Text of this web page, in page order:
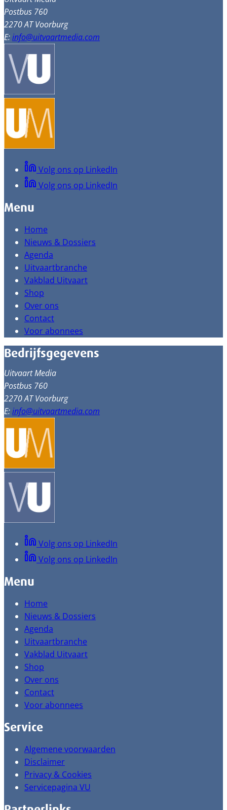
Postbus 760
2270 AT Voorburg
E:info@uitvaartmedia.com
Volg ons op LinkedIn
Volg ons op LinkedIn
Menu
Home
Nieuws & Dossiers
Agenda
Uitvaartbranche
Vakblad Uitvaart
Shop
Over ons
Contact
Voor abonnees
Bedrijfsgegevens
Uitvaart Media
Postbus 760
2270 AT Voorburg
E:info@uitvaartmedia.com
Volg ons op LinkedIn
Volg ons op LinkedIn
Menu
Home
Nieuws & Dossiers
Agenda
Uitvaartbranche
Vakblad Uitvaart
Shop
Over ons
Contact
Voor abonnees
Service
Algemene voorwaarden
Disclaimer
Privacy & Cookies
Servicepagina VU